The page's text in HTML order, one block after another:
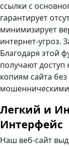
ссылки с
гарантирует
минимизирует
интернет-угроз.
Благодаря этой
получают
копиям сайта без
Легкий и
Интерфейс
Наш веб-сайт